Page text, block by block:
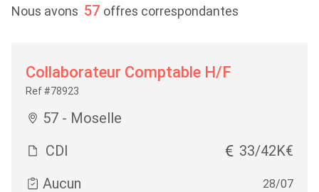
Nous avons 57 offres correspondantes
Collaborateur Comptable H/F
Ref #78923
57 - Moselle
CDI
33/42K€
Aucun
28/07